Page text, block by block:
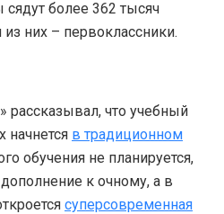
сядут более 362 тысяч
них – первоклассники.
рассказывал, что учебный
начнется в традиционном
обучения не планируется,
к очному, а в
суперсовременная